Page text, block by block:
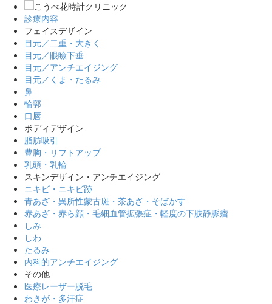
診療内容
フェイスデザイン
目元／二重・大きく
目元／眼瞼下垂
目元／アンチエイジング
目元／くま・たるみ
鼻
輪郭
口唇
ボディデザイン
脂肪吸引
豊胸・リフトアップ
乳頭・乳輪
スキンデザイン・アンチエイジング
ニキビ・ニキビ跡
青あざ・異所性蒙古斑・茶あざ・そばかす
赤あざ・赤ら顔・毛細血管拡張症・軽度の下肢静脈瘤
しみ
しわ
たるみ
内科的アンチエイジング
その他
医療レーザー脱毛
わきが・多汗症